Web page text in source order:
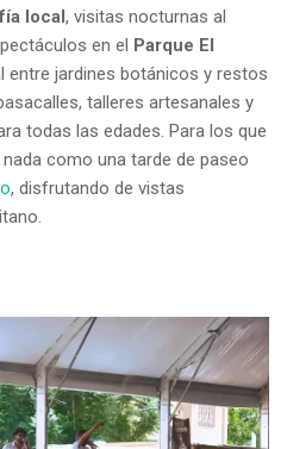
local, visitas nocturnas al
en el Parque El
entre jardines botánicos y restos
talleres artesanales y
todas las edades. Para los que
como una tarde de paseo
, disfrutando de vistas